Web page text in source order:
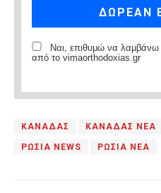
Ναι, επιθυμώ να
από το vimaorthodoxias.gr
ΚΑΝΑΔΑΣ ΚΑΝΑΔΑΣ ΝΕΑ
ΡΩΣΙΑ NEWS ΡΩΣΙΑ ΝΕΑ